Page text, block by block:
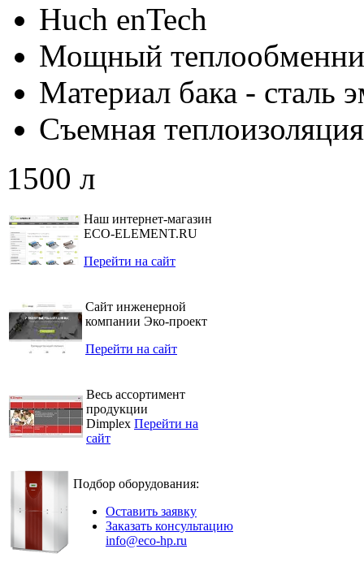
Huch enTech
Мощный
Материал бака - сталь
Съемная теплоизоляция
1500 л
Наш интернет-магазин
ECO-ELEMENT.RU
Перейти на сайт
Сайт инженерной
компании Эко-проект
Перейти на сайт
Весь ассортимент
продукции
Dimplex Перейти на
сайт
Подбор оборудования:
Оставить заявку
Заказать консультацию
info@eco-hp.ru